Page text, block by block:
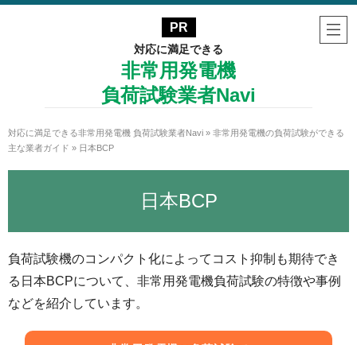
対応に満足できる
非常用発電機
負荷試験業者Navi
対応に満足できる非常用発電機 負荷試験業者Navi » 非常用発電機の負荷試験ができる
主な業者ガイド » 日本BCP
日本BCP
負荷試験機のコンパクト化によってコスト抑制も期待でき
る日本BCPについて、非常用発電機負荷試験の特徴や事例
などを紹介しています。